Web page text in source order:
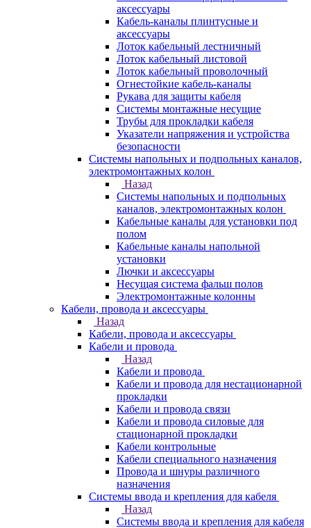
аксессуары
Кабель-каналы плинтусные и
аксессуары
Лоток кабельный лестничный
Лоток кабельный листовой
Лоток кабельный проволочный
Огнестойкие кабель-каналы
Рукава для защиты кабеля
Системы монтажные несущие
Трубы для прокладки кабеля
Указатели напряжения и устройства
безопасности
Системы напольных и подпольных каналов,
электромонтажных колон
Назад
Системы напольных и подпольных
каналов, электромонтажных колон
Кабельные каналы для установки под
полом
Кабельные каналы напольной
установки
Лючки и аксессуары
Несущая система фальш полов
Электромонтажные колонны
Кабели, провода и аксессуары
Назад
Кабели, провода и аксессуары
Кабели и провода
Назад
Кабели и провода
Кабели и провода для нестационарной
прокладки
Кабели и провода связи
Кабели и провода силовые для
стационарной прокладки
Кабели контрольные
Кабели специального назначения
Провода и шнуры различного
назначения
Системы ввода и крепления для кабеля
Назад
Системы ввода и крепления для кабеля